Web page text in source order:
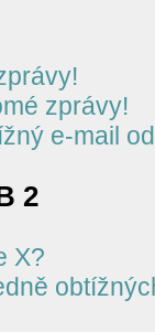
zprávy!
e-mail
2
X?